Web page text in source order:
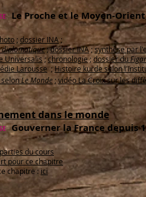
Le Proche et le Moyen-
;dossier INA ;
diplomatique;dossier INA;synthèse par
Universalis;chronologie;dossier du
Larousse ;Histoire kurde selon
selonLe Monde ; vidéo La Croix sur les
dans le monde
Gouverner la France depuis
du cours
pour ce chapitre
chapitre :ici